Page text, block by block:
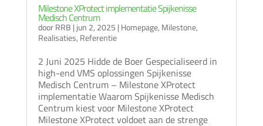
Milestone XProtect implementatie Spijkenisse
Medisch Centrum
doorRRB | jun 2, 2025 | Homepage, Milestone,
Realisaties, Referentie
2 Juni 2025 Hidde de Boer Gespecialiseerd in
high-end VMS oplossingen Spijkenisse
Medisch Centrum – Milestone XProtect
implementatie Waarom Spijkenisse Medisch
Centrum kiest voor Milestone XProtect
Milestone XProtect voldoet aan de strenge